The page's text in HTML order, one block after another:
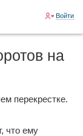
Войти
на
перекрестке.
что ему